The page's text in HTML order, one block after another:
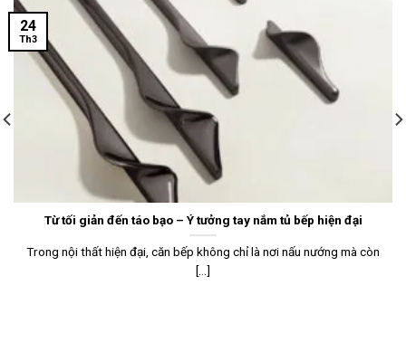
Từ tối giản đến táo bạo – Ý tưởng tay nắm tủ bếp hiện đại
Trong nội thất hiện đại, căn bếp không chỉ là nơi nấu nướng mà còn
[...]
24
Th3